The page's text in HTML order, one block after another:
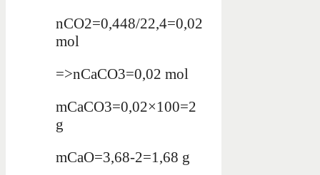
nCO2=0,448/22,4=0,02
mol
=>nCaCO3=0,02 mol
mCaCO3=0,02×100=2
g
mCaO=3,68-2=1,68 g